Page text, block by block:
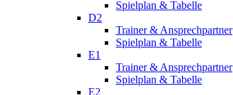
Spielplan & Tabelle
D2
Trainer & Ansprechpartner
Spielplan & Tabelle
E1
Trainer & Ansprechpartner
Spielplan & Tabelle
E2